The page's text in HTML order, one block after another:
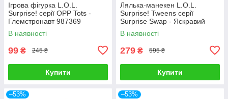
Ігрова фігурка L.O.L.
Surprise! серії OPP Tots -
Глемстронавт 987369
В наявності
99 ₴ 245 ₴
Купити
Лялька-манекен L.O.L.
Surprise! Tweens серії
Surprise Swap - Яскравий
образ 593522-1
В наявності
279 ₴ 595 ₴
Купити
–53% –53%